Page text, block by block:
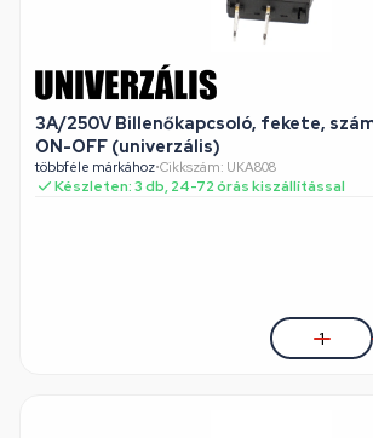
3A/250V Billenőkapcsoló, fekete,
ON-OFF (univerzális)
többféle márkához•Cikkszám: UKA808
Készleten: 3 db, 24-72 órás kiszállítással